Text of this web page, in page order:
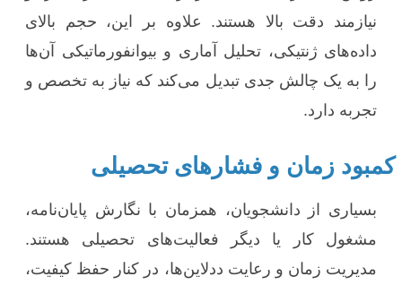
نیازمند دقت بالا هستند. علاوه بر این، حجم بالای
داده‌های ژنتیکی، تحلیل آماری و بیوانفورماتیکی آن‌ها
را به یک چالش جدی تبدیل می‌کند که نیاز به تخصص و
تجربه دارد.
کمبود زمان و فشارهای تحصیلی
بسیاری از دانشجویان، همزمان با نگارش پایان‌نامه،
مشغول کار یا دیگر فعالیت‌های تحصیلی هستند.
مدیریت زمان و رعایت ددلاین‌ها، در کنار حفظ کیفیت،